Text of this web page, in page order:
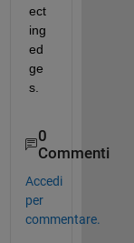
ect
ing
ed
ge
s.
0
Commenti
Accedi
per
commentare.